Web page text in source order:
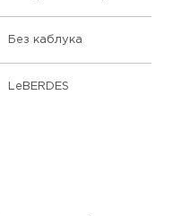
Без каблука
LeBERDES